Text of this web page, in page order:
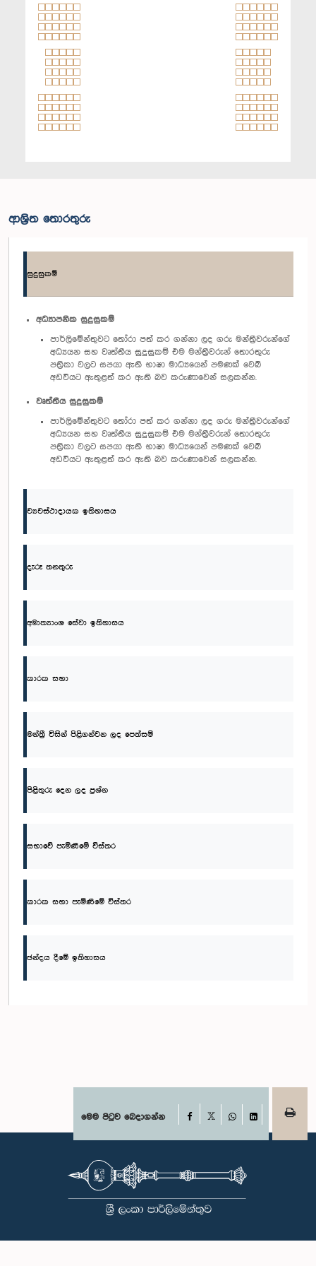
ආශ්‍රිත තොරතුරු
සුදුසුකම්
අධ්‍යාපනික සුදුසුකම්
පාර්ලිමේන්තුවට තෝරා පත් කර ගන්නා ලද ගරු මන්ත්‍රීවරුන්ගේ
අධ්‍යයන සහ වෘත්තීය සුදුසුකම් එම මන්ත්‍රීවරුන් තොරතුරු
පත්‍රිකා වලට සපයා ඇති භාෂා මාධ්‍යයෙන් පමණක් වෙබ්
අඩවියට ඇතුළත් කර ඇති බව කරුණාවෙන් සලකන්න.
වෘත්තීය සුදුසුකම්
පාර්ලිමේන්තුවට තෝරා පත් කර ගන්නා ලද ගරු මන්ත්‍රීවරුන්ගේ
අධ්‍යයන සහ වෘත්තීය සුදුසුකම් එම මන්ත්‍රීවරුන් තොරතුරු
පත්‍රිකා වලට සපයා ඇති භාෂා මාධ්‍යයෙන් පමණක් වෙබ්
අඩවියට ඇතුළත් කර ඇති බව කරුණාවෙන් සලකන්න.
ව්‍යවස්ථාදායක ඉතිහාසය
දැරූ තනතුරු
අමාත්‍යාංශ සේවා ඉතිහාසය
කාරක සභා
මන්ත්‍රී විසින් පිළිගන්වන ලද පෙත්සම්
පිළිතුරු දෙන ලද ප්‍රශ්න
සභාවේ පැමිණීමේ විස්තර
කාරක සභා පැමිණීමේ විස්තර
ඡන්දය දීමේ ඉතිහාසය
මෙම පිටුව බෙදාගන්න Facebook
WhatsAppLinkedIn